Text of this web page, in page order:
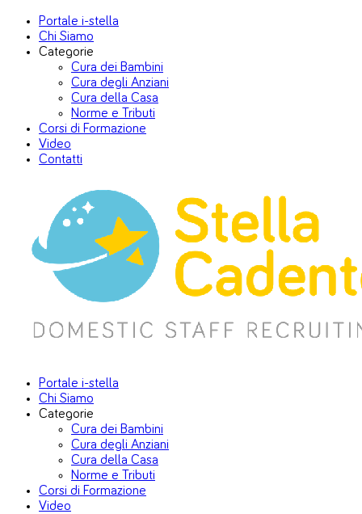
Portale i-stella
Chi Siamo
Categorie
Cura dei Bambini
Cura degli Anziani
Cura della Casa
Norme e Tributi
Corsi di Formazione
Video
Contatti
Portale i-stella
Chi Siamo
Categorie
Cura dei Bambini
Cura degli Anziani
Cura della Casa
Norme e Tributi
Corsi di Formazione
Video